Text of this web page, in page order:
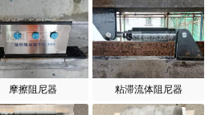
摩擦阻尼器 粘滞流体阻尼器